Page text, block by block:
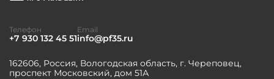
162606, Россия, Вологодская область, г. Череповец,
проспект Московский, дом 51А
Телефон
+7 930 132 45 51
Email
info@pf35.ru